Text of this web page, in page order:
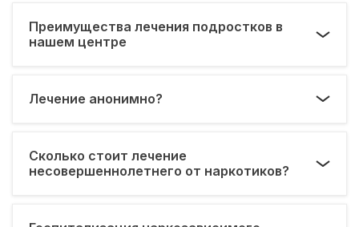
Преимущества лечения подростков в
нашем центре
Лечение анонимно?
Сколько стоит лечение
несовершеннолетнего от наркотиков?